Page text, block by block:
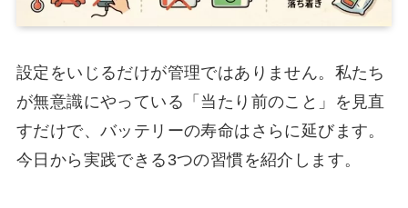
設定をいじるだけが管理ではありません。私たち
が無意識にやっている「当たり前のこと」を見直
すだけで、バッテリーの寿命はさらに延びます。
今日から実践できる3つの習慣を紹介します。